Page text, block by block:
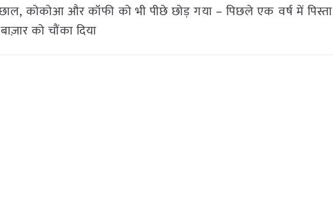
कोकोआ और कॉफी को भी पीछे छोड़ गया – पिछले एक वर्ष में पिस्ता
को चौंका दिया